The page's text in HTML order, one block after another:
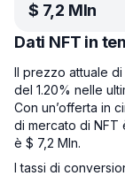
$ 7,2 Mln
Dati NFT in
Il prezzo attuale
del 1.20% nelle
Con un’offerta in
di mercato di NFT
è $ 7,2 Mln.
I tassi di